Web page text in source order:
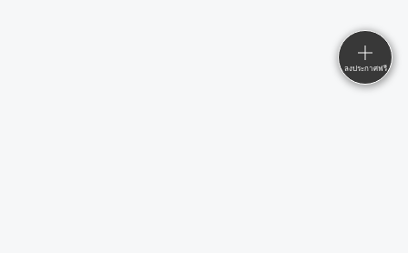
ลงประกาศฟรี